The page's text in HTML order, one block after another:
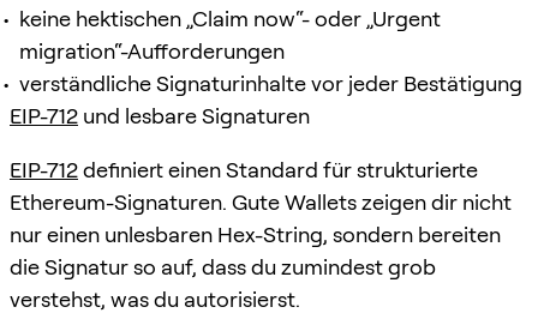
keine hektischen „Claim now“- oder „Urgent
migration“-Aufforderungen
verständliche Signaturinhalte vor jeder Bestätigung
EIP-712 und lesbare Signaturen
EIP-712definiert einen Standard für strukturierte
Ethereum-Signaturen. Gute Wallets zeigen dir nicht
nur einen unlesbaren Hex-String, sondern bereiten
die Signatur so auf, dass du zumindest grob
verstehst, was du autorisierst.